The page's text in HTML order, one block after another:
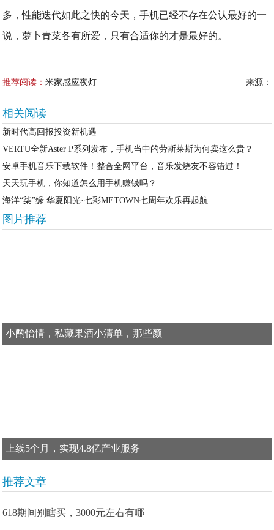
多，性能迭代如此之快的今天，手机已经不存在公认最好的一
说，萝卜青菜各有所爱，只有合适你的才是最好的。
推荐阅读：米家感应夜灯 来源：
相关阅读
新时代高回报投资新机遇
VERTU全新Aster P系列发布，手机当中的劳斯莱斯为何卖这么贵？
安卓手机音乐下载软件！整合全网平台，音乐发烧友不容错过！
天天玩手机，你知道怎么用手机赚钱吗？
海洋“柒”缘 华夏阳光·七彩METOWN七周年欢乐再起航
图片推荐
小酌怡情，私藏果酒小清单，那些颜
上线5个月，实现4.8亿产业服务
推荐文章
618期间别瞎买，3000元左右有哪